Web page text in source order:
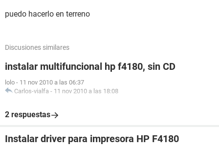
puedo hacerlo en terreno
Discusiones similares
instalar multifuncional hp f4180, sin CD
lolo - 11 nov 2010 a las 06:37
Carlos-vialfa - 11 nov 2010 a las 18:08
2 respuestas
Instalar driver para impresora HP F4180